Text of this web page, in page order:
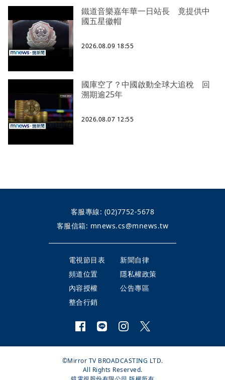
鐵道音樂嘉年華一日站長 竟提供中
國五星徽帽
2026.08.09 18:55
國庫空了？中國啟動全球大追稅 回
溯期逾25年
2026.08.07 12:55
客服專線: (02)7752-5678
客服信箱: mnews.cs@mnews.tw
電視節目表
新聞自律
頻道位置
隱私權政策
內容授權
公告專區
整合行銷
©Mirror TV BROADCASTING LTD.
All Rights Reserved.